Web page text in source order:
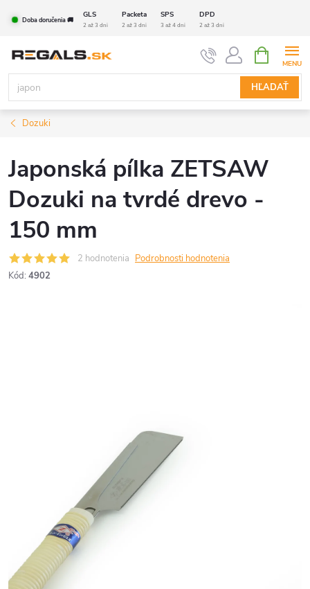
Doba doručenia 🚚
GLS Packeta SPS DPD
2 až 3 dni 2 až 3 dni 3 až 4 dni 2 až 3 dni
HĽADAŤ
KOŠÍK
Dozuki
Japonská pílka ZETSAW
Dozuki na tvrdé drevo -
150 mm
2 hodnotenia Podrobnosti hodnotenia
Kód: 4902